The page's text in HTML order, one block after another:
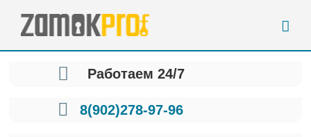
Работаем 24/7
8(902)278-97-96